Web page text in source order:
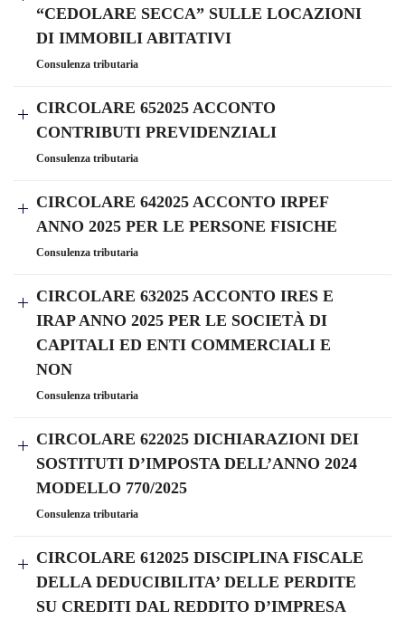
“CEDOLARE SECCA” SULLE LOCAZIONI
DI IMMOBILI ABITATIVI
Consulenza tributaria
CIRCOLARE 652025 ACCONTO
CONTRIBUTI PREVIDENZIALI
Consulenza tributaria
CIRCOLARE 642025 ACCONTO IRPEF
ANNO 2025 PER LE PERSONE FISICHE
Consulenza tributaria
CIRCOLARE 632025 ACCONTO IRES E
IRAP ANNO 2025 PER LE SOCIETÀ DI
CAPITALI ED ENTI COMMERCIALI E
NON
Consulenza tributaria
CIRCOLARE 622025 DICHIARAZIONI DEI
SOSTITUTI D’IMPOSTA DELL’ANNO 2024
MODELLO 770/2025
Consulenza tributaria
CIRCOLARE 612025 DISCIPLINA FISCALE
DELLA DEDUCIBILITA’ DELLE PERDITE
SU CREDITI DAL REDDITO D’IMPRESA